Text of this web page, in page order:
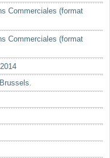
Commerciales (format
Commerciales (format